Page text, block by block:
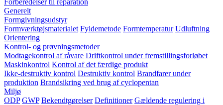
Forberedelser til reparation
Generelt
Formgivningsudstyr
Formværktøjsmaterialet Fyldemetode Formtemperatur Udluftning
Orientering
Kontrol- og prøvningsmetoder
Modtagekontrol af råvare Driftkontrol under fremstillingsforløbet
Maskinkontrol Kontrol af det færdige produkt
Ikke-destruktiv kontrol Destruktiv kontrol Brandfarer under
produktion Brandsikring ved brug af cyclopentan
Miljø
ODP GWP Bekendtgørelser Definitioner Gældende regulering i